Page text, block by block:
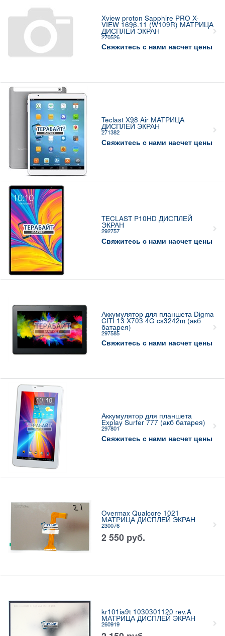
Xview proton Sapphire PRO X-
VIEW 1696.11 (W109R) МАТРИЦА
ДИСПЛЕЙ ЭКРАН
270526
Свяжитесь с нами насчет цены
Teclast X98 Air МАТРИЦА
ДИСПЛЕЙ ЭКРАН
271382
Свяжитесь с нами насчет цены
TECLAST P10HD ДИСПЛЕЙ
ЭКРАН
292757
Свяжитесь с нами насчет цены
Аккумулятор для планшета Digma
CITI 13 X703 4G cs3242m (акб
батарея)
297585
Свяжитесь с нами насчет цены
Аккумулятор для планшета
Explay Surfer 777 (акб батарея)
297801
Свяжитесь с нами насчет цены
Overmax Qualcore 1021
МАТРИЦА ДИСПЛЕЙ ЭКРАН
230076
2 550 руб.
kr101ia9t 1030301120 rev.A
МАТРИЦА ДИСПЛЕЙ ЭКРАН
260919